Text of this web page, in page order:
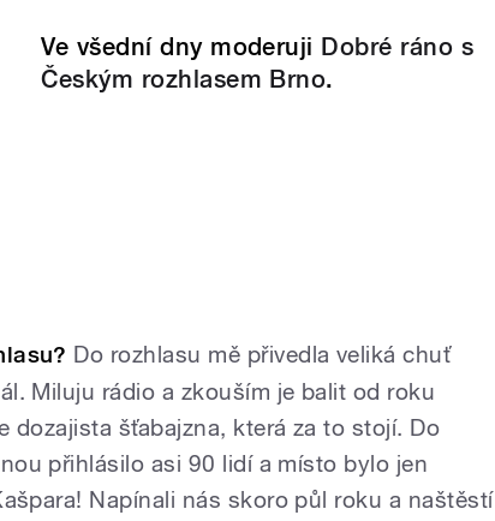
Ve všední dny moderuji Dobré ráno s
Českým rozhlasem Brno.
Do rozhlasu mě přivedla veliká chuť
Miluju rádio a zkouším je balit od roku
dozajista šťabajzna, která za to stojí. Do
přihlásilo asi 90 lidí a místo bylo jen
Napínali nás skoro půl roku a naštěstí